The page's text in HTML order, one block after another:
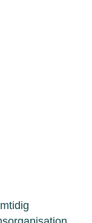
du har
du har